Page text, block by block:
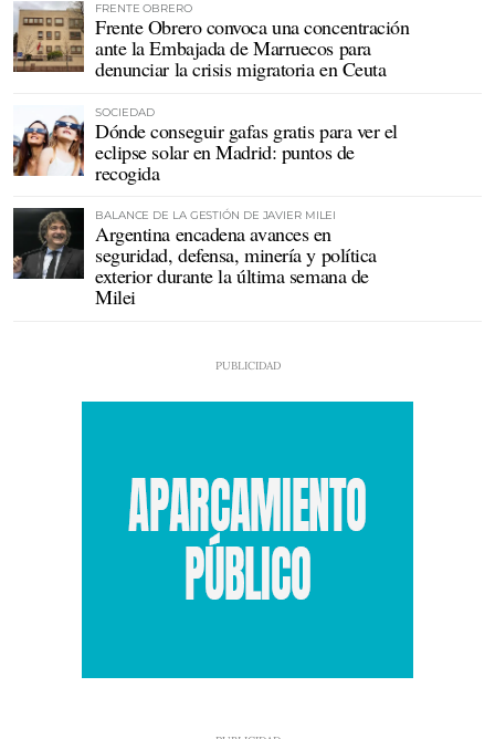
FRENTE OBRERO
Frente Obrero convoca una concentración
ante la Embajada de Marruecos para
denunciar la crisis migratoria en Ceuta
SOCIEDAD
Dónde conseguir gafas gratis para ver el
eclipse solar en Madrid: puntos de
recogida
BALANCE DE LA GESTIÓN DE JAVIER MILEI
Argentina encadena avances en
seguridad, defensa, minería y política
exterior durante la última semana de
Milei